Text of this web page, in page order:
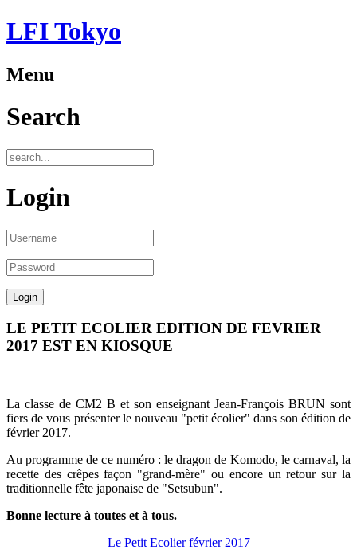
LFI Tokyo
Menu
Search
Login
LE PETIT ECOLIER EDITION DE FEVRIER
2017 EST EN KIOSQUE
La classe de CM2 B et son enseignant Jean-François BRUN sont
fiers de vous présenter le nouveau "petit écolier" dans son édition de
février 2017.
Au programme de ce numéro : le dragon de Komodo, le carnaval, la
recette des crêpes façon "grand-mère" ou encore un retour sur la
traditionnelle fête japonaise de "Setsubun".
Bonne lecture à toutes et à tous.
Le Petit Ecolier février 2017